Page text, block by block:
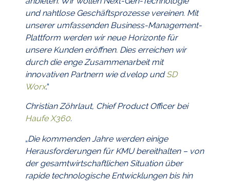
und nahtlose Geschäftsprozesse vereinen. Mit
unserer umfassenden Business-Management-
Plattform werden wir neue Horizonte für
unsere Kunden eröffnen. Dies erreichen wir
durch die enge Zusammenarbeit mit
innovativen Partnern wie d.velop undSD
Worx.“
Christian Zöhrlaut, Chief Product Officer bei
Haufe X360.
„Die kommenden Jahre werden einige
Herausforderungen für KMU bereithalten – von
der gesamtwirtschaftlichen Situation über
rapide technologische Entwicklungen bis hin